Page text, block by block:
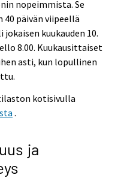
nopeimmista. Se
päivän viipeellä
kuukauden 10.
8.00. Kuukausittaiset
asti, kun lopullinen
kotisivulla
.
ja